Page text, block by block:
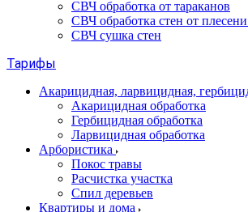
СВЧ обработка от тараканов
СВЧ обработка стен от
СВЧ сушка стен
Тарифы
Акарицидная, ларвицидная,
Акарицидная обработка
Гербицидная обработка
Ларвицидная обработка
Арбористика
Покос травы
Расчистка участка
Спил деревьев
Квартиры и дома